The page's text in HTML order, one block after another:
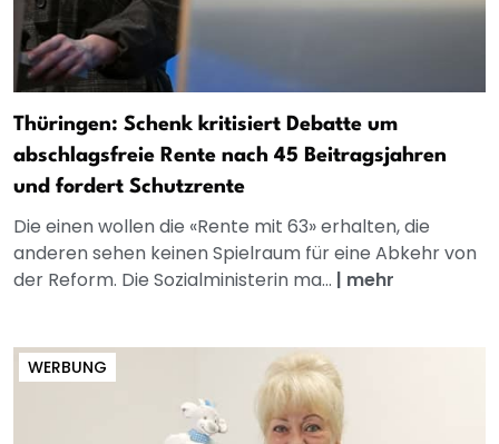
Thüringen: Schenk kritisiert Debatte um
abschlagsfreie Rente nach 45 Beitragsjahren
und fordert Schutzrente
Die einen wollen die «Rente mit 63» erhalten, die
anderen sehen keinen Spielraum für eine Abkehr von
der Reform. Die Sozialministerin ma... | mehr
WERBUNG